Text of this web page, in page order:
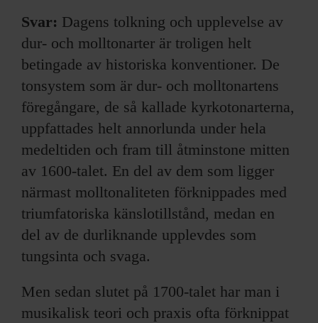
Svar: Dagens tolkning och upplevelse av
dur- och molltonarter är troligen helt
betingade av historiska konventioner. De
tonsystem som är dur- och molltonartens
föregångare, de så kallade kyrkotonarterna,
uppfattades helt annorlunda under hela
medeltiden och fram till åtminstone mitten
av 1600-talet. En del av dem som ligger
närmast molltonaliteten förknippades med
triumfatoriska känslotillstånd, medan en
del av de durliknande upplevdes som
tungsinta och svaga.
Men sedan slutet på 1700-talet har man i
musikalisk teori och praxis ofta förknippat